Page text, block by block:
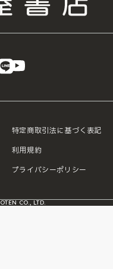
X LINE
特定商取引法に基づく表記
利用規約
プライバシーポリシー
CO., LTD.